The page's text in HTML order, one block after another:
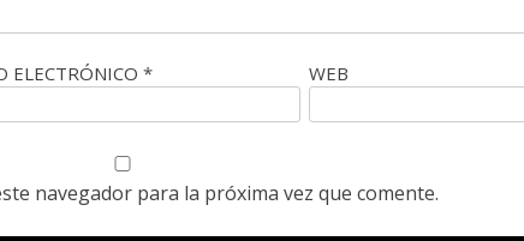
ELECTRÓNICO* WEB
navegador para la próxima vez que comente.